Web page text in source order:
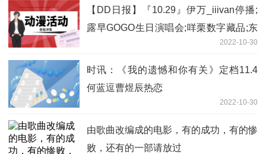
【DD日报】『10.29』伊万_iiivan停播;
露早GOGO生日演唱会;咩栗数字藏品;东
2022-10-30
时讯：《我的遗憾和你有关》定档11.4
何蓝逗曹煜辰热恋
2022-10-30
由歌曲改编成的电影，有的成功，有的惨
败，还有的一部请放过